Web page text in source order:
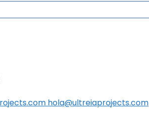
hola@ultreiaprojects.com